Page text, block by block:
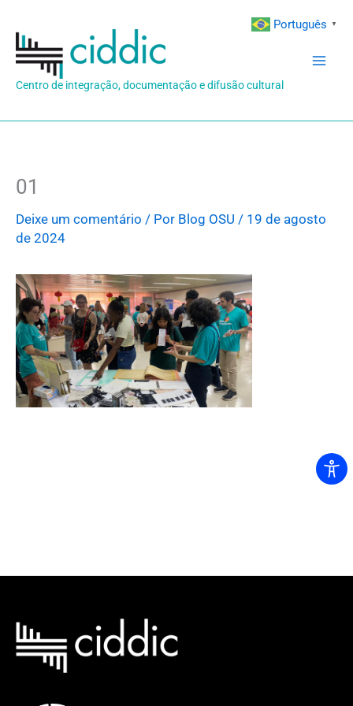
para
conteúdo
Centro de integração, documentação e difusão cultural
01
Deixe um comentário / Por Blog OSU / 19 de agosto
de 2024
Português ▼